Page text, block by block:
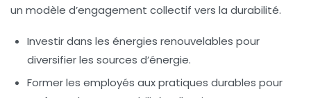
un modèle d’engagement collectif vers la durabilité.
Investir dans les énergies renouvelables pour
diversifier les sources d’énergie.
Former les employés auxpratiques durables pour